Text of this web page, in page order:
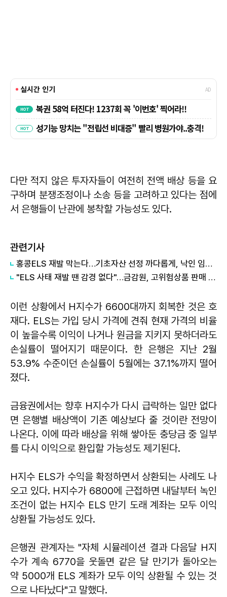
다만 적지 않은 투자자들이 여전히 전액 배상 등을 요
구하며 분쟁조정이나 소송 등을 고려하고 있다는 점에
서 은행들이 난관에 봉착할 가능성도 있다.
관련기사
홍콩ELS 재발 막는다…기초자산 선정 까다롭게, 낙인 임박 땐 안내 알림
"ELS 사태 재발 땐 감경 없다"…금감원, 고위험상품 판매 '경고'
이런 상황에서 H지수가 6600대까지 회복한 것은 호
재다. ELS는 가입 당시 가격에 견줘 현재 가격의 비율
이 높을수록 이익이 나거나 원금을 지키지 못하더라도
손실률이 떨어지기 때문이다. 한 은행은 지난 2월
53.9% 수준이던 손실률이 5월에는 37.1%까지 떨어
졌다.
금융권에서는 향후 H지수가 다시 급락하는 일만 없다
면 은행별 배상액이 기존 예상보다 줄 것이란 전망이
나온다. 이에 따라 배상을 위해 쌓아둔 충당금 중 일부
를 다시 이익으로 환입할 가능성도 제기된다.
H지수 ELS가 수익을 확정하면서 상환되는 사례도 나
오고 있다. H지수가 6800에 근접하면 내달부터 녹인
조건이 없는 H지수 ELS 만기 도래 계좌는 모두 이익
상환될 가능성도 있다.
은행권 관계자는 "자체 시뮬레이션 결과 다음달 H지
수가 계속 6770을 웃돌면 같은 달 만기가 돌아오는
약 5000개 ELS 계좌가 모두 이익 상환될 수 있는 것
으로 나타났다"고 말했다.